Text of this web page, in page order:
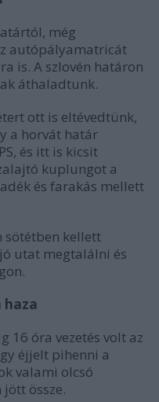
még
autópályamatricát
is. A szlovén határon
áthaladtunk.
ott is eltévedtünk,
a horvát határ
és itt is kicsit
kuplungot a
és farakás mellett
sötétben kellett
utat megtalálni és
haza
16 óra vezetés volt az
éjjelt pihenni a
valami olcsó
össze.